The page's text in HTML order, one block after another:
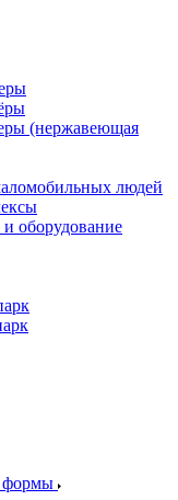
(нержавеющая
людей
оборудование
формы